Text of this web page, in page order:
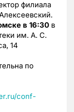
филиала
в 16:30 в
им. А. С.
14
по
conf-